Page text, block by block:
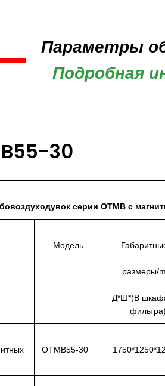
Параметры
Подробная
30
серии OTMB с
Модель
размеры/
Д*Ш*(В
фильтра)
OTMB55-30